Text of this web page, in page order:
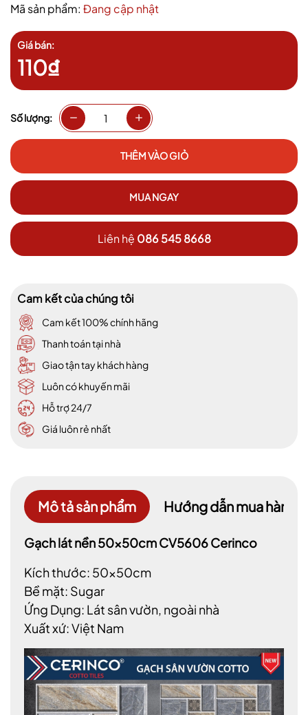
Mã sản phẩm: Đang cập nhật
Giá bán:
110₫
Số lượng:
THÊM VÀO GIỎ
MUA NGAY
Liên hệ 086 545 8668
Cam kết của chúng tôi
Cam kết 100% chính hãng
Thanh toán tại nhà
Giao tận tay khách hàng
Luôn có khuyến mãi
Hỗ trợ 24/7
Giá luôn rẻ nhất
Mô tả sản phẩm Hướng dẫn mua hàng
Gạch lát nền 50x50cm CV5606 Cerinco
Kích thước: 50x50cm
Bề mặt: Sugar
Ứng Dụng: Lát sân vườn, ngoài nhà
Xuất xứ: Việt Nam